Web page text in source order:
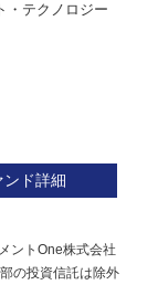
テクノロジー
ンド詳細
ントOne株式会社
の投資信託は除外